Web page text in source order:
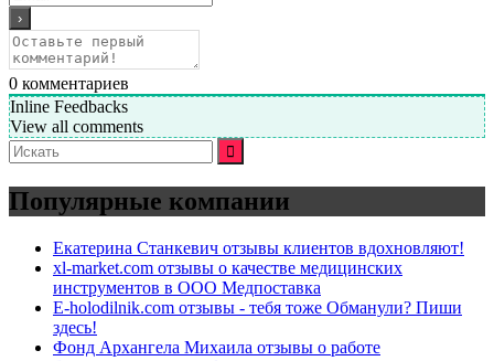
0 комментариев
Inline Feedbacks
View all comments
Искать:
Популярные компании
Екатерина Станкевич отзывы клиентов вдохновляют!
xl-market.com отзывы о качестве медицинских
инструментов в ООО Медпоставка
E-holodilnik.com отзывы - тебя тоже Обманули? Пиши
здесь!
Фонд Архангела Михаила отзывы о работе